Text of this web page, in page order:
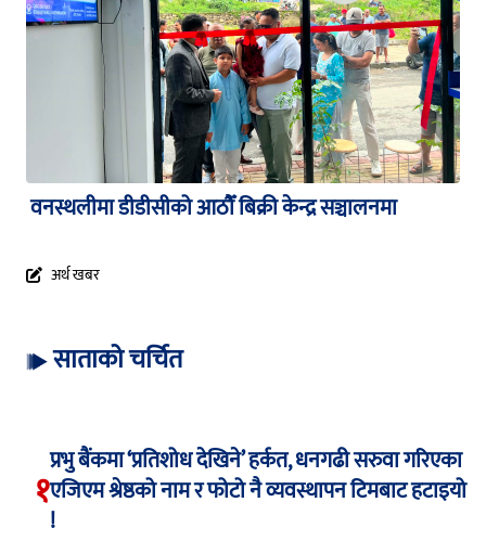
वनस्थलीमा डीडीसीको आठौँ बिक्री केन्द्र सञ्चालनमा
अर्थ खबर
साताको चर्चित
१
प्रभु बैंकमा ‘प्रतिशोध देखिने’ हर्कत, धनगढी सरुवा गरिएका
एजिएम श्रेष्ठको नाम र फोटो नै व्यवस्थापन टिमबाट हटाइयो
!